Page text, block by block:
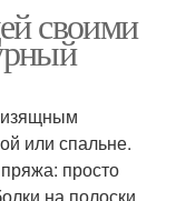
своими
изящным
или спальне.
просто